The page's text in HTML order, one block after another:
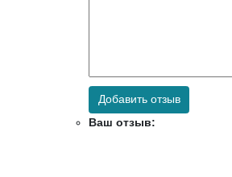
Добавить отзыв
Ваш отзыв: